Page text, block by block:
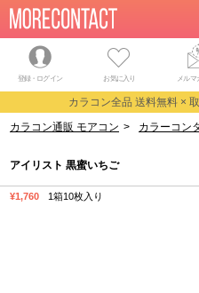
登録・ログイン お気に入り メルマ
カラコン全品 送料無料 ×
カラコン通販 モアコン > カラーコン
アイリスト 黒蜜いちご
¥1,760 1箱10枚入り